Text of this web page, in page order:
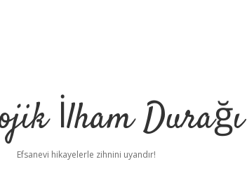
İlham Durağı
Efsanevi hikayelerle zihnini uyandır!